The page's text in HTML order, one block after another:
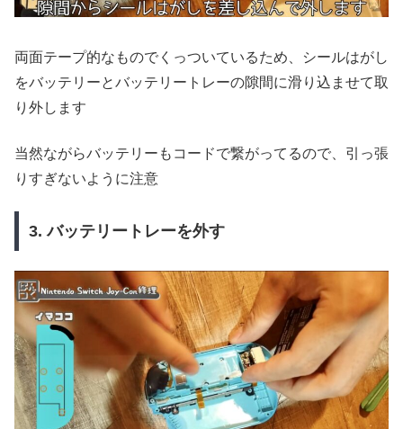
両面テープ的なものでくっついているため、シールはがし
をバッテリーとバッテリートレーの隙間に滑り込ませて取
り外します
当然ながらバッテリーもコードで繋がってるので、引っ張
りすぎないように注意
3. バッテリートレーを外す